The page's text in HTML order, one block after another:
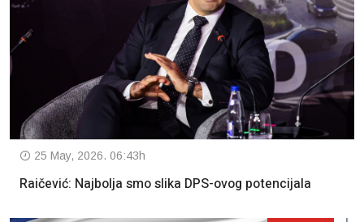
25 May, 2026. 06:43h
Raičević: Najbolja smo slika DPS-ovog potencijala